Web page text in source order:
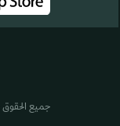
جميع